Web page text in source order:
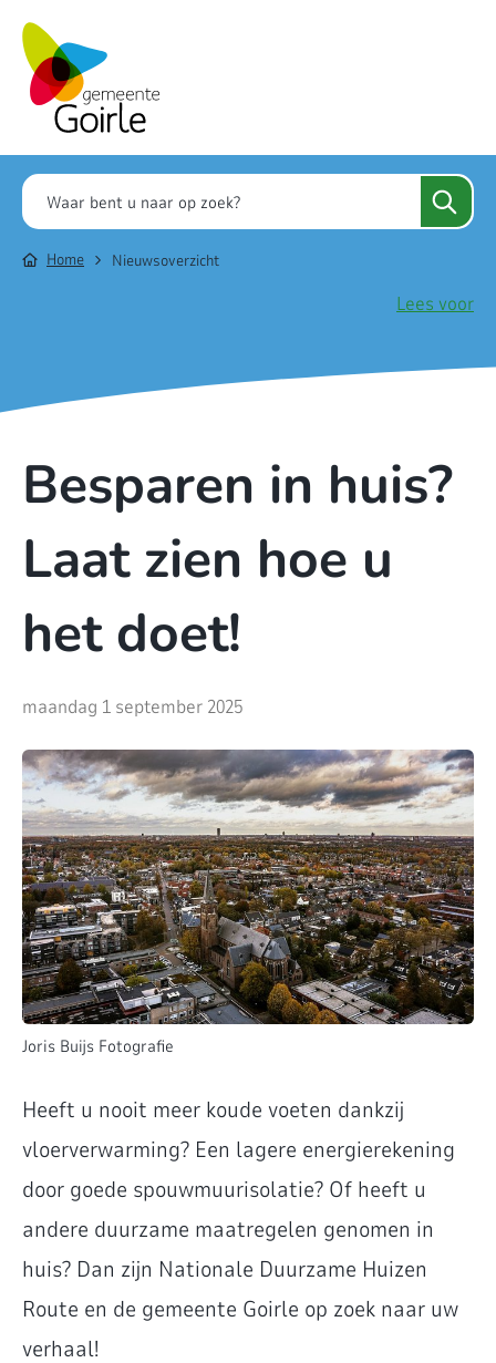
Home Nieuwsoverzicht
Lees voor
Besparen in huis?
Laat zien hoe u
het doet!
maandag 1 september 2025
Joris Buijs Fotografie
Heeft u nooit meer koude voeten dankzij
vloerverwarming? Een lagere energierekening
door goede spouwmuurisolatie? Of heeft u
andere duurzame maatregelen genomen in
huis? Dan zijn Nationale Duurzame Huizen
Route en de gemeente Goirle op zoek naar uw
verhaal!